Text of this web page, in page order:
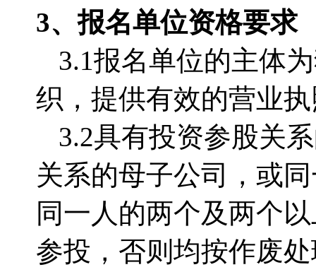
3、报名单位资格要求
3.1报名单位的主体
织，提供有效的营业
3.2具有投资参股关
关系的母子公司，或
同一人的两个及两个
参投，否则均按作废